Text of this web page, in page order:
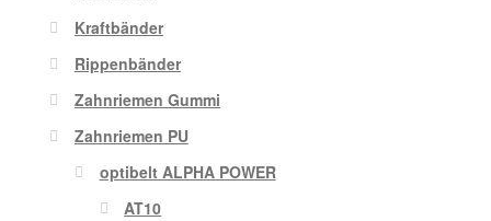
Kraftbänder
Rippenbänder
Zahnriemen Gummi
Zahnriemen PU
optibelt ALPHA POWER
AT10